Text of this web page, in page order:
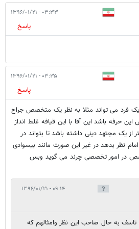
۰۳:۳۳ - ۱۳۹۶/۰۱/۲۱
پاسخ
۰۳:۳۵ - ۱۳۹۶/۰۱/۲۱
پاسخ
فرد می تواند مثلا به نظر یک متخصص جراح
حرفه باشد این آقا با این قیافه غلط انداز
از یک مجتهد دینی داشته باشد تا بتواند در
نظر بدهد در غیر این صورت مانند بیسوادی
در امور تخصصی چرند می گوید وبس
۰۹:۱۴ - ۱۳۹۶/۰۱/۲۱
به حال صاحب این نظر وامثالهم که